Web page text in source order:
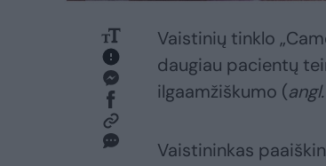
Vaistinių tinklo
daugiau pacientų
ilgaamžiškumo (
Vaistininkas